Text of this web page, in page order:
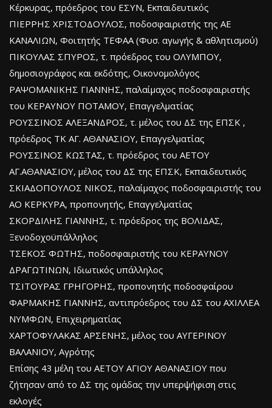
Κέρκυρας, πρόεδρος του ΕΣΥΝ, Εκπαιδευτικός
ΠΙΕΡΡΗΣ ΧΡΙΣΤΟΔΟΥΛΟΣ, ποδοσφαιριστής της ΑΕ
ΚΑΝΑΛΙΩΝ, Φοιτητής ΤΕΦΑΑ (Φυσ. αγωγής & αθλητισμού)
ΠΙΚΟΥΛΑΣ ΣΠΥΡΟΣ, τ. πρόεδρος του ΟΛΥΜΠΟΥ,
δημοσιογράφος και εκδότης, Οικονομολόγος
ΡΑΨΟΜΑΝΙΚΗΣ ΓΙΑΝΝΗΣ, παλαίμαχος ποδοσφαιριστής
του ΚΕΡΑΥΝΟΥ ΠΟΤΑΜΟΥ, Επαγγελματίας
ΡΟΥΣΣΙΝΟΣ ΑΛΕΞΑΝΔΡΟΣ, τ. μέλος του ΔΣ της ΕΠΣΚ ,
πρόεδρος ΤΚ ΑΓ. ΑΘΑΝΑΣΙΟΥ, Επαγγελματίας
ΡΟΥΣΣΙΝΟΣ ΚΩΣΤΑΣ, τ. πρόεδρος του ΑΕΤΟΥ
ΑΓ.ΑΘΑΝΑΣΙΟΥ, μέλος του ΔΣ της ΕΠΣΚ, Εκπαιδευτικός
ΣΚΙΑΔΟΠΟΥΛΟΣ ΝΙΚΟΣ, παλαίμαχος ποδοσφαιριστής του
ΑΟ ΚΕΡΚΥΡΑ, προπονητής, Επαγγελματίας
ΣΚΟΡΔΙΛΗΣ ΓΙΑΝΝΗΣ, τ. πρόεδρος της ΒΟΛΙΔΑΣ,
Ξενοδοχοϋπάλληλος
ΤΣΕΚΟΣ ΦΩΤΗΣ, ποδοσφαιριστής του ΚΕΡΑΥΝΟΥ
ΔΡΑΓΩΤΙΝΩΝ, Ιδιωτικός υπάλληλος
ΤΣΙΤΟΥΡΑΣ ΓΡΗΓΟΡΗΣ, προπονητής ποδοσφαίρου
ΦΑΡΜΑΚΗΣ ΓΙΑΝΝΗΣ, αντιπρόεδρος του ΔΣ του ΑΧΙΛΛΕΑ
ΝΥΜΦΩΝ, Επιχειρηματίας
ΧΑΡΤΟΦΥΛΑΚΑΣ ΑΡΣΕΝΗΣ, μέλος του ΑΥΓΕΡΙΝΟΥ
ΒΑΛΑΝΙΟΥ, Αγρότης
Επίσης 43 μέλη του ΑΕΤΟΥ ΑΓΙΟΥ ΑΘΑΝΑΣΙΟΥ που
ζήτησαν από το ΔΣ της ομάδας την υπερψήφιση στις
εκλογές